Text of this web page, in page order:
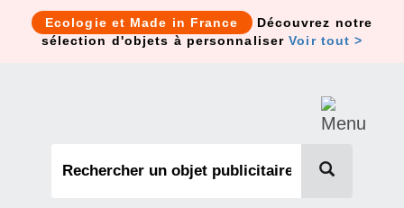
Ecologie et Made in France
Découvrez notre
sélection d'objets à personnaliserVoir tout >
Cookies management panel